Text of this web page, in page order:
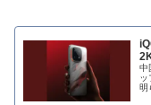
中
ッ
明